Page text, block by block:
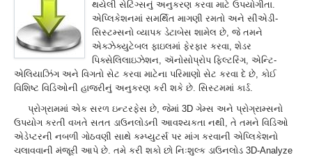
થયેલી સેટિંગ્સનું અનુકરણ કરવા માટે ઉપયોગીતા.
એપ્લિકેશનમાં સમર્થિત માગણી રમતો અને સીએડી-
સિસ્ટમ્સનો વ્યાપક ડેટાબેસ શામેલ છે, જે તમને
એક્ઝેક્યુટેબલ ફાઇલમાં ફેરફાર કરવા, શેડર
પિક્સેલિલાઇઝેશન, ઍનોસોપ્રોપ ફિલ્ટરિંગ, એન્ટિ-
એલિયાઝિંગ અને વિગતો સેટ કરવા માટેના પરિમાણો સેટ કરવા દે છે, કોઈ
વિશિષ્ટ વિડિઓની હાજરીનું અનુકરણ કરી શકે છે. સિસ્ટમમાં કાર્ડ.
પ્રોગ્રામમાં એક સરળ ઇન્ટરફેસ છે, જેમાં 3D ગેમ્સ અને પ્રોગ્રામ્સનો
ઉપયોગ કરતી વખતે સતત ડાઉનલોડની આવશ્યકતા નથી, તે તમને વિડિઓ
એડેપ્ટરની નબળી ગોઠવણી સાથે કમ્પ્યુટર્સ પર માંગ કરવાની એપ્લિકેશનો
ચલાવવાની મંજૂરી આપે છે. તમે કરી શકો છો નિઃશુલ્ક ડાઉનલોડ 3D-Analyze